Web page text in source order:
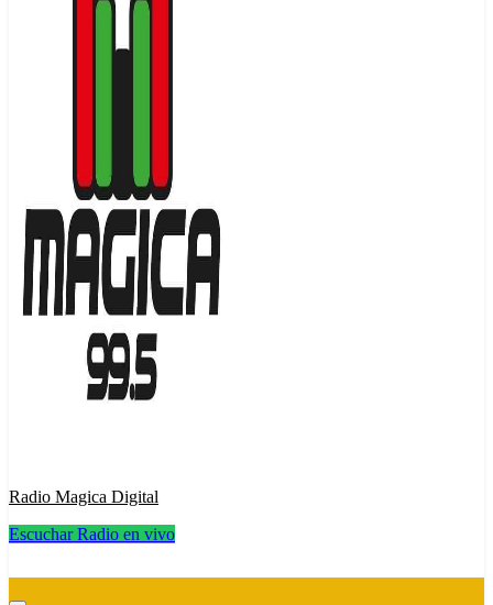
Radio Magica Digital
Escuchar Radio en vivo